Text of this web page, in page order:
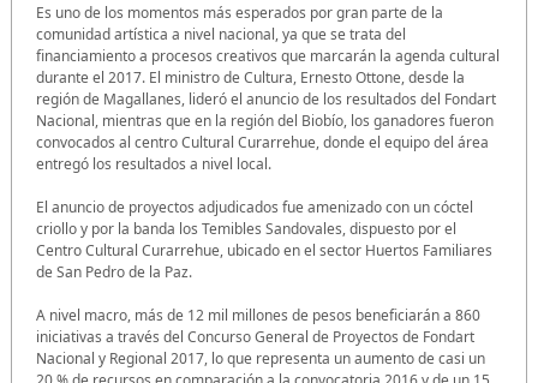
Es uno de los momentos más esperados por gran parte de la
comunidad artística a nivel nacional, ya que se trata del
financiamiento a procesos creativos que marcarán la agenda cultural
durante el 2017. El ministro de Cultura, Ernesto Ottone, desde la
región de Magallanes, lideró el anuncio de los resultados del Fondart
Nacional, mientras que en la región del Biobío, los ganadores fueron
convocados al centro Cultural Curarrehue, donde el equipo del área
entregó los resultados a nivel local.
El anuncio de proyectos adjudicados fue amenizado con un cóctel
criollo y por la banda los Temibles Sandovales, dispuesto por el
Centro Cultural Curarrehue, ubicado en el sector Huertos Familiares
de San Pedro de la Paz.
A nivel macro, más de 12 mil millones de pesos beneficiarán a 860
iniciativas a través del Concurso General de Proyectos de Fondart
Nacional y Regional 2017, lo que representa un aumento de casi un